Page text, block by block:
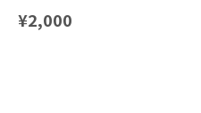
¥2,000